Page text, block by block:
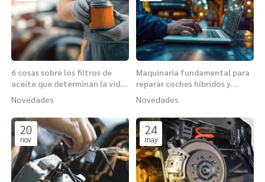
6 cosas sobre los filtros de
aceite que determinan la vida
de tu motor
Novedades
Maquinaria fundamental para
reparar coches híbridos y
eléctricos
Novedades
20
nov
24
may